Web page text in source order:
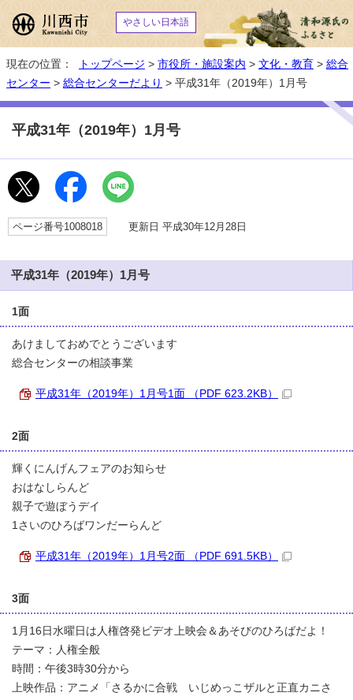
やさしい日本語
現在の位置： トップページ > 市役所・施設案内 > 文化・教育 > 総合
センター > 総合センターだより > 平成31年（2019年）1月号
平成31年（2019年）1月号
ページ番号1008018 更新日 平成30年12月28日
平成31年（2019年）1月号
1面
あけましておめでとうございます
総合センターの相談事業
平成31年（2019年）1月号1面 （PDF 623.2KB）
2面
輝くにんげんフェアのお知らせ
おはなしらんど
親子で遊ぼうデイ
1さいのひろばワンだーらんど
平成31年（2019年）1月号2面 （PDF 691.5KB）
3面
1月16日水曜日は人権啓発ビデオ上映会＆あそびのひろばだよ！
テーマ：人権全般
時間：午後3時30分から
上映作品：アニメ「さるかに合戦 いじめっこザルと正直カニさ